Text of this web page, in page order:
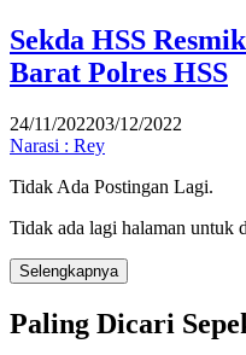
Sekda HSS
Barat Polres HSS
24/11/202203/12/2022
Narasi : Rey
Tidak Ada Postingan Lagi.
Tidak ada lagi halaman untuk
Selengkapnya
Paling Dicari